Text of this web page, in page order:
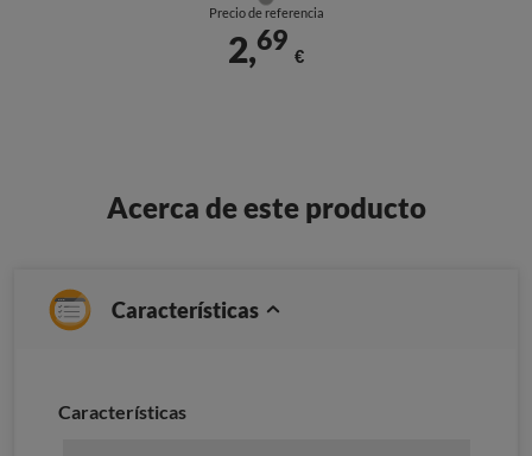
Precio de referencia
2,69
€
Acerca de este producto
Características
Caracterí­sticas